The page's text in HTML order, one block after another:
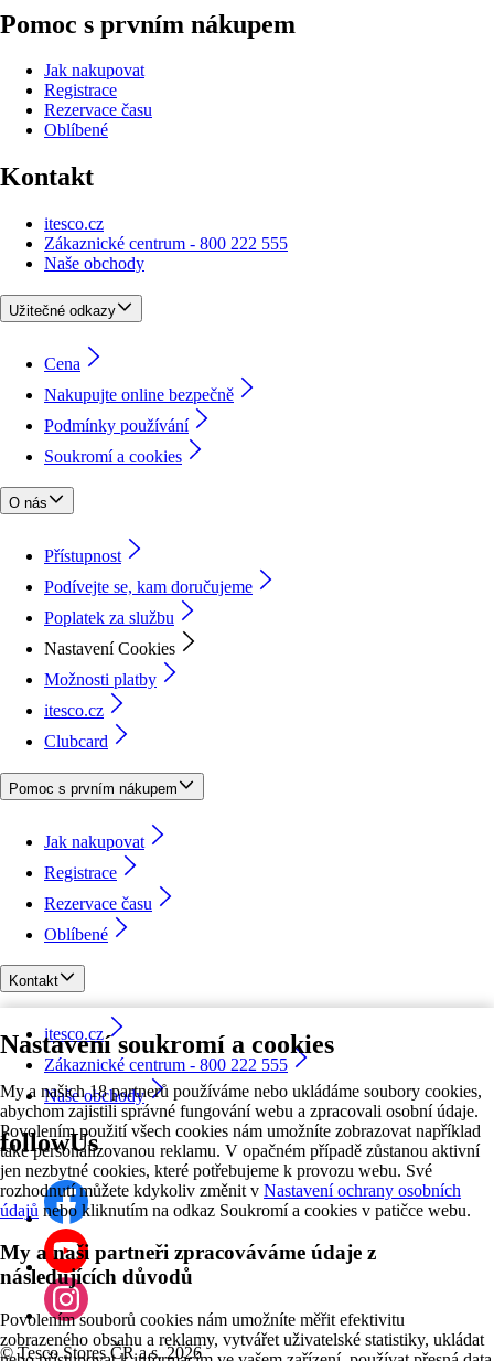
Nastavení soukromí a cookies
My a našich 18 partnerů používáme nebo ukládáme soubory cookies,
abychom zajistili správné fungování webu a zpracovali osobní údaje.
Povolením použití všech cookies nám umožníte zobrazovat například
také personalizovanou reklamu. V opačném případě zůstanou aktivní
jen nezbytné cookies, které potřebujeme k provozu webu. Své
rozhodnutí můžete kdykoliv změnit v Nastavení ochrany osobních
údajů nebo kliknutím na odkaz Soukromí a cookies v patičce webu.
My a naši partneři zpracováváme údaje z
následujících důvodů
Povolením souborů cookies nám umožníte měřit efektivitu
zobrazeného obsahu a reklamy, vytvářet uživatelské statistiky, ukládat
Pomoc s prvním nákupem
Jak nakupovat
Registrace
Rezervace času
Oblíbené
Kontakt
itesco.cz
Zákaznické centrum - 800 222 555
Naše obchody
Užitečné odkazy
Cena
Nakupujte online bezpečně
Podmínky používání
Soukromí a cookies
O nás
Přístupnost
Podívejte se, kam doručujeme
Poplatek za službu
Nastavení Cookies
Možnosti platby
itesco.cz
Clubcard
Pomoc s prvním nákupem
Jak nakupovat
Registrace
Rezervace času
Oblíbené
Kontakt
itesco.cz
Zákaznické centrum - 800 222 555
Naše obchody
followUs
©Tesco Stores ČR a.s. 2026